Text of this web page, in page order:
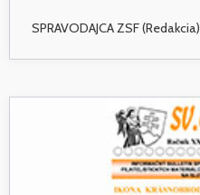
SPRAVODAJCA ZSF (Redakcia)